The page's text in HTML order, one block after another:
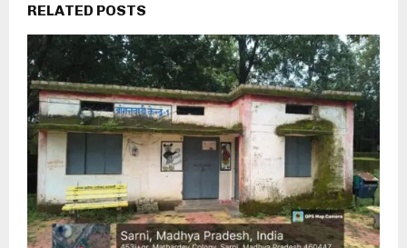
RELATED POSTS